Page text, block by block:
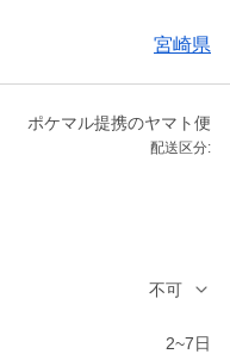
宮崎県
ポケマル提携のヤマト便
配送区分:
不可
2~7日